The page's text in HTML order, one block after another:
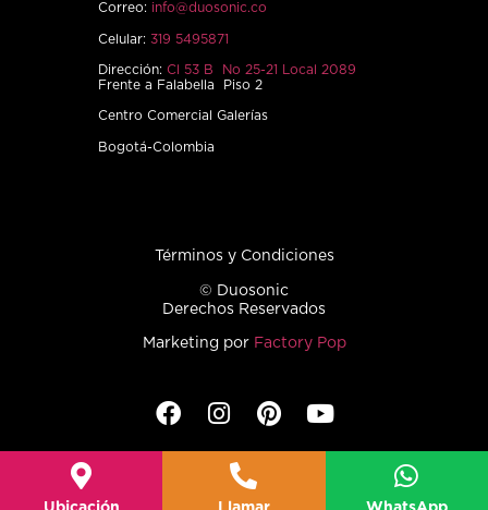
Correo: info@duosonic.co
Celular: 319 5495871
Dirección: Cl 53 B No 25-21 Local 2089
Frente a Falabella Piso 2
Centro Comercial Galerías
Bogotá-Colombia
Términos y Condiciones
© Duosonic
Derechos Reservados
Marketing por Factory Pop